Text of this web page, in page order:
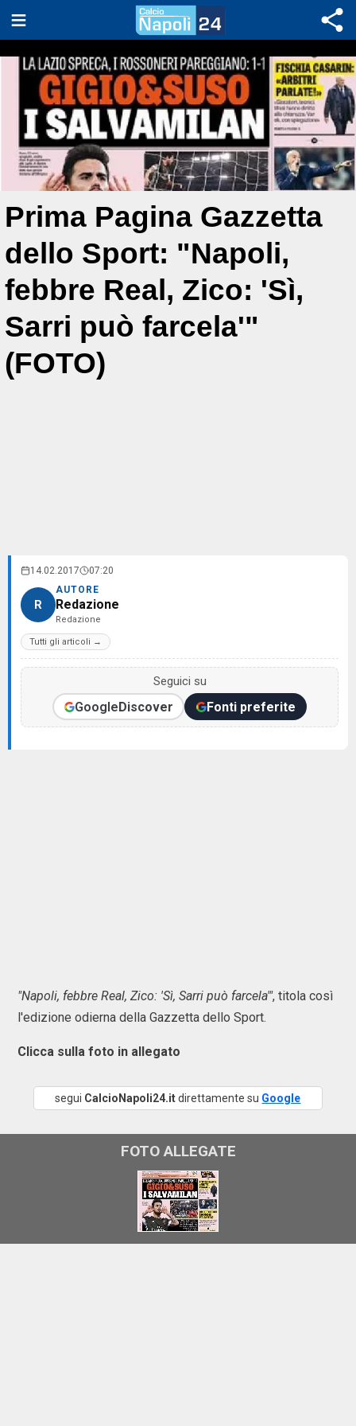
Prima Pagina Gazzetta
dello Sport: "Napoli,
febbre Real, Zico: 'Sì,
Sarri può farcela'"
(FOTO)
14.02.2017 07:20
R
AUTORE
Redazione
Redazione
Tutti gli articoli →
Seguici su
GoogleDiscover Fonti preferite
"Napoli, febbre Real, Zico: 'Sì, Sarri può farcela'", titola così
l'edizione odierna della Gazzetta dello Sport.
Clicca sulla foto in allegato
segui CalcioNapoli24.itdirettamente su Google
FOTO ALLEGATE